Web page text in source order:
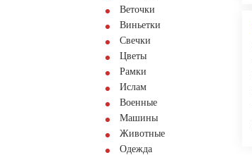
Веточки
Виньетки
Свечки
Цветы
Рамки
Ислам
Военные
Машины
Животные
Одежда